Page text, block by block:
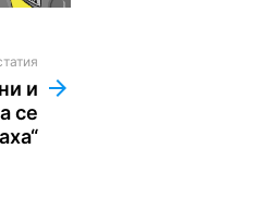
и
се